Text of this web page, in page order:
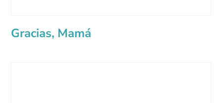
Gracias, Mamá